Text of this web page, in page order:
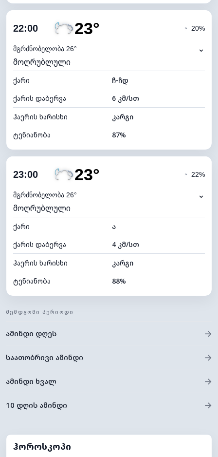
ღრუბლიანობა
ნამის წერტილი
ხილვადობა
განათების ინდექსი 0 (ბნელი)
ღრუბლის სიმაღლე 6480 მ
22:00 23°
მგრძნობელობა 26°
◔ 20%
⌄
მოღრუბლული
ქარი
ჩ-ჩდ
ქარის დაბერვა
6 კმ/სთ
ჰაერის ხარისხი
კარგი
ტენიანობა
87%
ღრუბლიანობა
ნამის წერტილი
ხილვადობა
განათების ინდექსი 0 (ბნელი)
ღრუბლის სიმაღლე 6880 მ
23:00 23°
მგრძნობელობა 26°
◔ 22%
⌄
მოღრუბლული
ქარი
ა
ქარის დაბერვა
4 კმ/სთ
ჰაერის ხარისხი
კარგი
ტენიანობა
88%
ღრუბლიანობა
ნამის წერტილი
ხილვადობა
ᲨᲔᲛᲓᲒᲝᲛᲘ ᲞᲔᲠᲘᲝᲓᲘ
ამინდი დღეს →
საათობრივი ამინდი →
ამინდი ხვალ →
10 დღის ამინდი →
ჰოროსკოპი